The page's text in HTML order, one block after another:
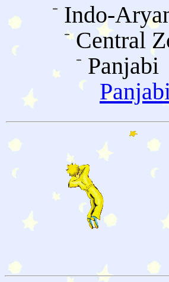
Indo-
Central
Panjabi